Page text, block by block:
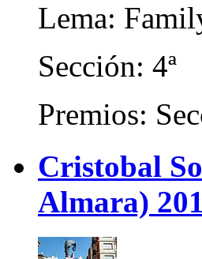
Lema:
Sección: 4ª
Premios:
Cristobal
Almara)